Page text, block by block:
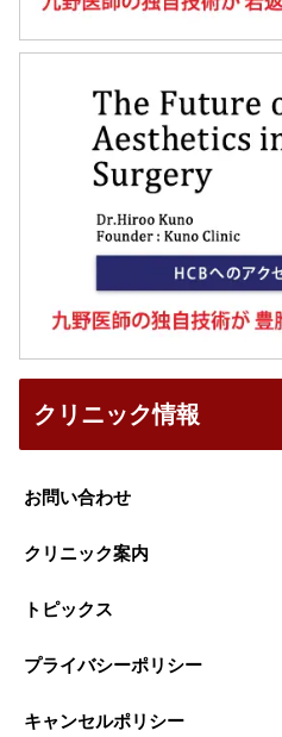
クリニック情報
お問い合わせ
クリニック案内
トピックス
プライバシーポリシー
キャンセルポリシー